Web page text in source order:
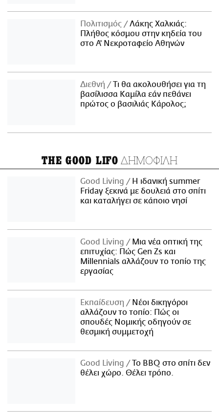
Πολιτισμός
Λάκης Χαλκιάς:
Πλήθος κόσμου στην κηδεία του
στο Α' Νεκροταφείο Αθηνών
Διεθνή
Τι θα ακολουθήσει για τη
βασίλισσα Καμίλα εάν πεθάνει
πρώτος ο βασιλιάς Κάρολος;
THE GOOD LIFO ΔΗΜΟΦΙΛΗ
Good Living
Η ιδανική summer
Friday ξεκινά με δουλειά στο σπίτι
και καταλήγει σε κάποιο νησί
Good Living
Μια νέα οπτική της
επιτυχίας: Πώς Gen Zs και
Millennials αλλάζουν το τοπίο της
εργασίας
Εκπαίδευση
Νέοι δικηγόροι
αλλάζουν το τοπίο: Πώς οι
σπουδές Νομικής οδηγούν σε
θεσμική συμμετοχή
Good Living
Το BBQ στο σπίτι δεν
θέλει χώρο. Θέλει τρόπο.